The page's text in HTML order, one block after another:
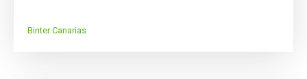
Binter Canarias